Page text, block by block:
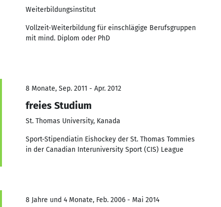
Weiterbildungsinstitut
Vollzeit-Weiterbildung für einschlägige Berufsgruppen
mit mind. Diplom oder PhD
8 Monate, Sep. 2011 - Apr. 2012
freies Studium
St. Thomas University, Kanada
Sport-Stipendiatin Eishockey der St. Thomas Tommies
in der Canadian Interuniversity Sport (CIS) League
8 Jahre und 4 Monate, Feb. 2006 - Mai 2014